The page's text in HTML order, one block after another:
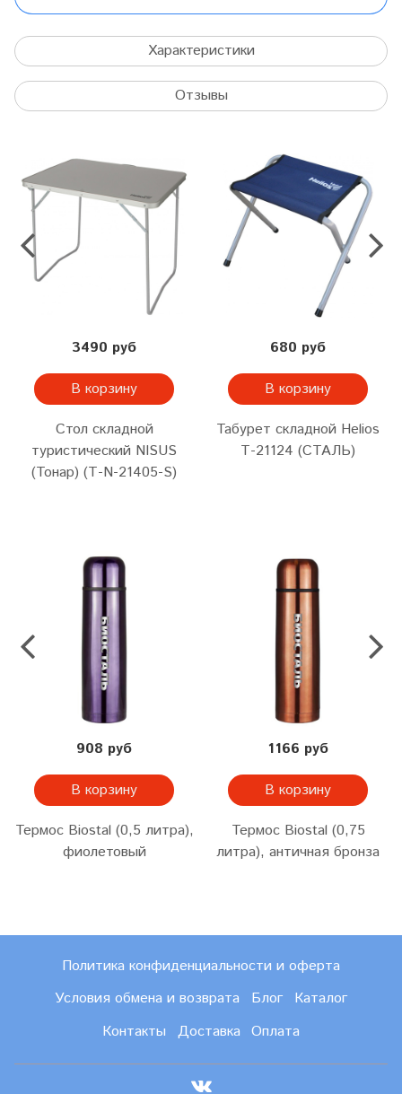
Характеристики
Отзывы
3490 руб
В корзину
Стол складной
туристический NISUS
(Тонар) (Т-N-21405-S)
680 руб
В корзину
Табурет складной Helios
Т-21124 (СТАЛЬ)
908 руб
В корзину
Термос Biostal (0,5 литра),
фиолетовый
1166 руб
В корзину
Термос Biostal (0,75
литра), античная бронза
Политика конфиденциальности и оферта
Условия обмена и возврата
Блог
Каталог
Контакты
Доставка Оплата